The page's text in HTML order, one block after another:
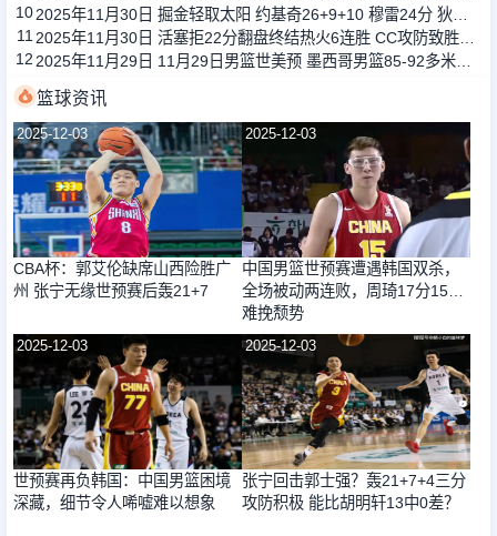
10
11
12
篮球资讯
2025-12-03
CBA杯：郭艾伦缺席山西险胜广
州 张宁无缘世预赛后轰21+7
2025-12-03
中国男篮世预赛遭遇韩国双杀，
全场被动两连败，周琦17分15板
难挽颓势
2025-12-03
世预赛再负韩国：中国男篮困境
深藏，细节令人唏嘘难以想象
2025-12-03
张宁回击郭士强？轰21+7+4三分
攻防积极 能比胡明轩13中0差？